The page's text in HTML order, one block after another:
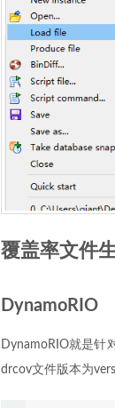
覆盖率文件
DynamoRIO
DynamoRIO就是
drcov文件版本为